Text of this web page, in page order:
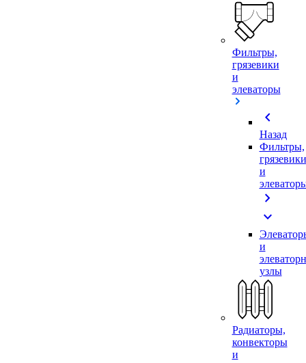
Фильтры,
грязевики
и
элеваторы
chevron_left
Назад
Фильтры,
грязевики
и
chevron_right
expand_more
и
узлы
Радиаторы,
конвекторы
и